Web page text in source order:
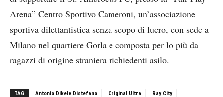
Arena” Centro Sportivo Cameroni, un’associazione
sportiva dilettantistica senza scopo di lucro, con sede a
Milano nel quartiere Gorla e composta per lo più da
ragazzi di origine straniera richiedenti asilo.
TAG Antonio Dikele Distefano Original Ultra
Ray City